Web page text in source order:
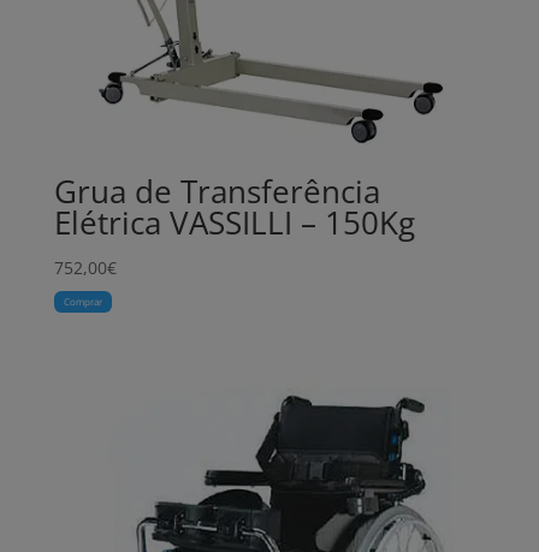
Grua de Transferência
Elétrica VASSILLI – 150Kg
752,00€
Comprar